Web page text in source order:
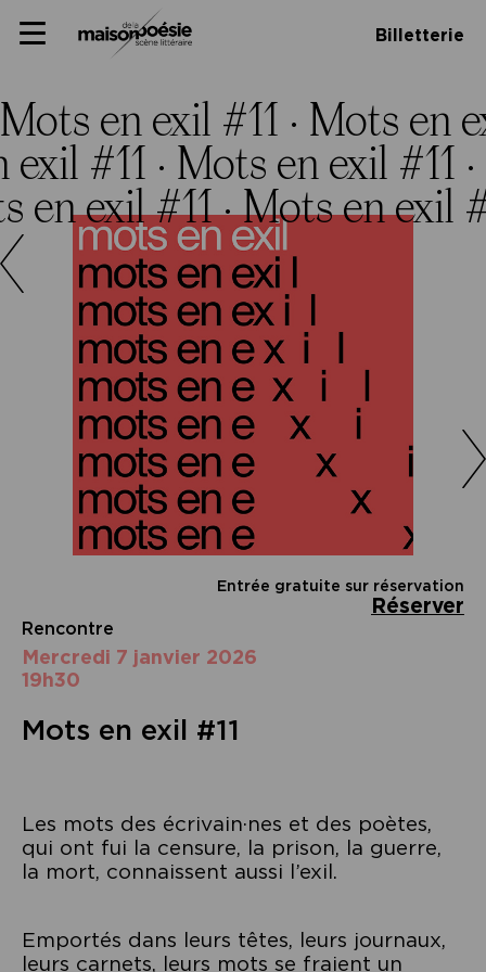
Panneau de gestion des cookies
to
Primary
Billetterie
Mots en exil #11 · Mots en
#11 · Mots en exil #11 ·
en exil #11 ·Mots en exil
Entrée gratuite sur réservation
Réserver
Rencontre
mercredi 7 janvier 2026
19h30
Mots en exil #11
Les mots des écrivain·nes et des poètes,
qui ont fui la censure, la prison, la guerre,
la mort, connaissent aussi l’exil.
Emportés dans leurs têtes, leurs journaux,
leurs carnets, leurs mots se fraient un